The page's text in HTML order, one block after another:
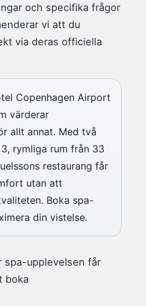
och specifika frågor
vi att du
via deras officiella
Copenhagen Airport
värderar
allt annat. Med två
rymliga rum från 33
restaurang får
utan att
Boka spa-
din vistelse.
spa-upplevelsen får
boka